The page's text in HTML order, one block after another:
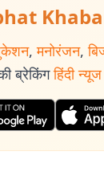
, मनोरंजन,
ब्रेकिंग हिंदी न्यूज